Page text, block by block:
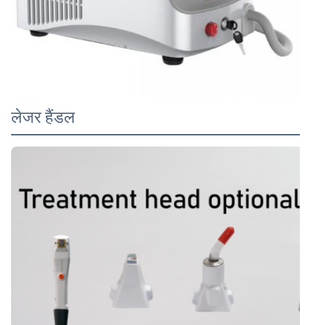
लेजर हैंडल